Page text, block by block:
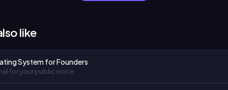
like
System for Founders
for your public voice